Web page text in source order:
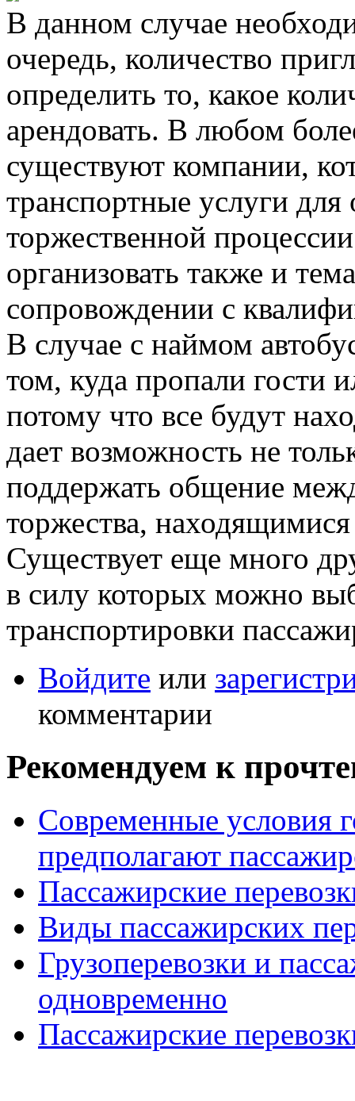
В данном случае
очередь, количество
определить то, какое
арендовать. В любом
существуют компании,
транспортные услуги для
торжественной
организовать также и
сопровождении с
В случае с наймом
том, куда пропали гости
потому что все будут
дает возможность не
поддержать общение
торжества, находящимися
Существует еще много
в силу которых можно
транспортировки
Войдите или
комментарии
Рекомендуем к
Современные условия
предполагают
Пассажирские
Виды пассажирских
Грузоперевозки и
одновременно
Пассажирские